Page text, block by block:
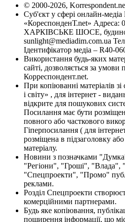
© 2000-2026,
Суб'єкт у сфері онлайн-
«КореспонденТ.net» Адреса:
ХАРКІВСЬКЕ ШОСЕ,
sunlight@mediadim.com.ua
Ідентифікатор медіа – R40-
Використання будь-яких
сайті, дозволяється за умови
Корреспондент.net.
При копіюванні матеріалів
і світу» , для інтернет -
відкрите для пошукових
Посилання має бути
повного або часткового
Гіперпосилання ( для
розміщена в підзаголовку
матеріалу.
Новини з позначками
"Регіони", "Гроші", "Влада",
"Спецпроекти", "Промо"
реклами.
Розділ Спецпроекти
комерційними партнерами.
Будь яке копіювання,
поширення інформації, що